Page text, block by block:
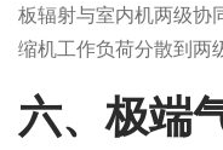
板辐射与室内机两级协
缩机工作负荷分散到两
六、极端